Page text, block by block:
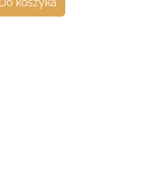
Do koszyka